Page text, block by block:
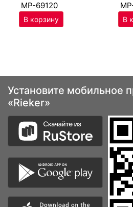
MP-69120
Установите мобильное
«Rieker»